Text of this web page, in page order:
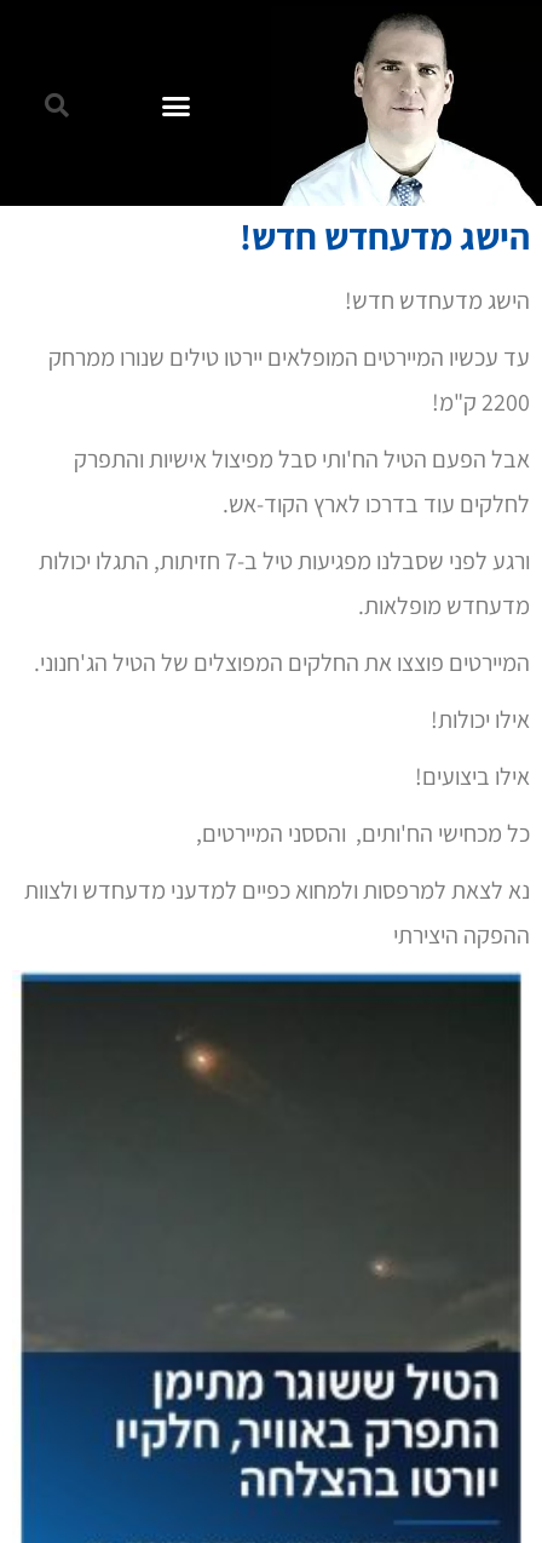
הישג מדעחדש חדש!
הישג מדעחדש חדש!
עד עכשיו המיירטים המופלאים יירטו טילים שנורו ממרחק
2200 ק"מ!
אבל הפעם הטיל הח'ותי סבל מפיצול אישיות והתפרק
לחלקים עוד בדרכו לארץ הקוד-אש.
ורגע לפני שסבלנו מפגיעות טיל ב-7 חזיתות, התגלו יכולות
מדעחדש מופלאות.
המיירטים פוצצו את החלקים המפוצלים של הטיל הג'חנוני.
אילו יכולות!
אילו ביצועים!
כל מכחישי הח'ותים, והססני המיירטים,
נא לצאת למרפסות ולמחוא כפיים למדעני מדעחדש ולצוות
ההפקה היצירתי